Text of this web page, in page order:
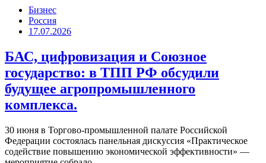
Бизнес
Россия
17.07.2026
БАС, цифровизация и Союзное
государство: в ТПП РФ обсудили
будущее агропромышленного
комплекса.
30 июня в Торгово-промышленной палате Российской
Федерации состоялась панельная дискуссия «Практическое
содействие повышению экономической эффективности» —